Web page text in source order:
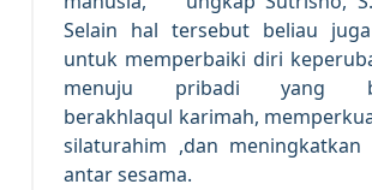
Selain hal tersebut beliau
untuk memperbaiki diri
menuju pribadi yang
berakhlaqul karimah,
silaturahim ,dan meningkatkan
antar sesama.